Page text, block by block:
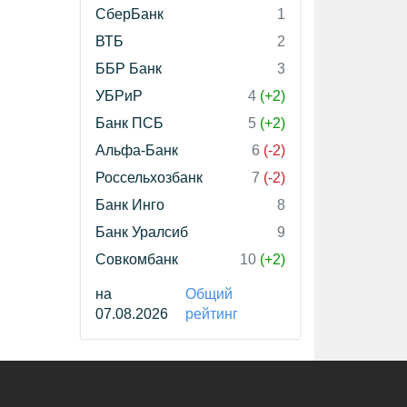
СберБанк
1
ВТБ
2
ББР Банк
3
УБРиР
4 (+2)
Банк ПСБ
5 (+2)
Альфа-Банк
6 (-2)
Россельхозбанк
7 (-2)
Банк Инго
8
Банк Уралсиб
9
Совкомбанк
10 (+2)
на
07.08.2026
Общий
рейтинг